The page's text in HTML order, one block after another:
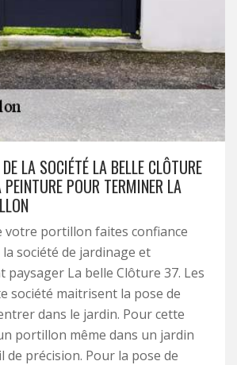
LA SOCIÉTÉ LA BELLE CLÔTURE
POUR TERMINER LA
votre portillon faites confiance
société de jardinage et
paysager La belle Clôture 37. Les
société maitrisent la pose de
dans le jardin. Pour cette
portillon même dans un jardin
de précision. Pour la pose de